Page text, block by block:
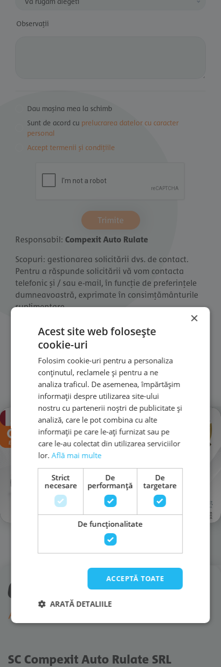
Observații
Dau mașina mea la schimb
Sunt de acord cu prelucrarea datelor cu caracter
personal
Accept termenii și condițiile
Trimite
Responsabil: Compexit Auto Rulate
Scopuri: gestionarea solicitării dvs. de contact.
Pentru a răspunde solicitării vă vom contacta
telefonic și / sau e-mail, în funcție de preferințele
dumneavoastră, exprimate în consimțământurile
suplimentare.
Destinatari: Pentru prelucrarea cererii dvs., datele
pot fi transferate către vânzătorul nostru. De
asemenea, acestea pot fi comunicate unor terți
părți pentru respectarea obligațiilor legale.
Legitimare: Cu solicitarea dvs., precum și cu
acordurile suplimentare, acolo unde este cazul, ne
legitimați să prelucrăm datele dvs. personale.
Drepturi: Aveți dreptul să vă retrageți
consimțământul în orice moment, să vă opuneți
tratamentului, să îl limitați, să accesați, să
rectificați, să ștergeți datele și să vă exercitați
dreptul la portabilitate, printr-o cerere scrisă la
protectiadatelor@compexit.ro.
Informații suplimentare: Puteți consulta mai
detaliat informațiile suplimentare privind
protecția datelor,aici.
SC Compexit Auto Rulate SRL
×
×
Acest site web folosește
cookie-uri
Folosim cookie-uri pentru a personaliza
conținutul, reclamele și pentru a ne
analiza traficul. De asemenea, împărtășim
informații despre utilizarea site-ului
nostru cu partenerii noștri de publicitate și
analiză, care le pot combina cu alte
informații pe care le-ați furnizat sau pe
care le-au colectat din utilizarea serviciilor
lor.Află mai multe
Strict
necesare
De
performanță
De
targetare
De funcţionalitate
ACCEPTĂ TOATE
ARATĂ DETALIILE